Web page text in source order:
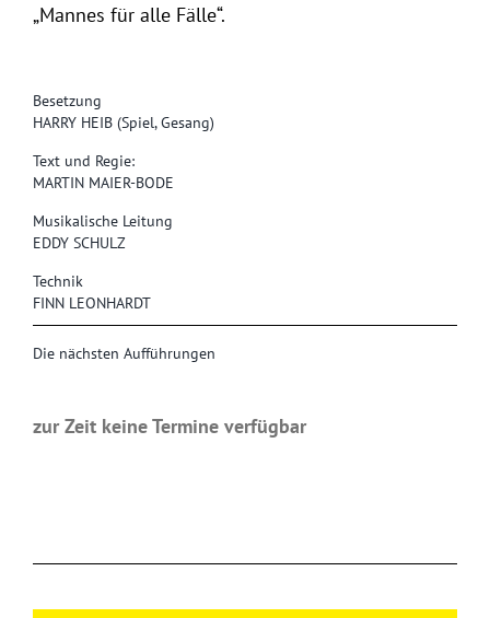
Besetzung
HARRY HEIB (Spiel, Gesang)
Text und Regie:
MARTIN MAIER-BODE
Musikalische Leitung
EDDY SCHULZ
Technik
FINN LEONHARDT
Die nächsten Aufführungen
zur Zeit keine Termine verfügbar
„Mannes für alle Fälle“.